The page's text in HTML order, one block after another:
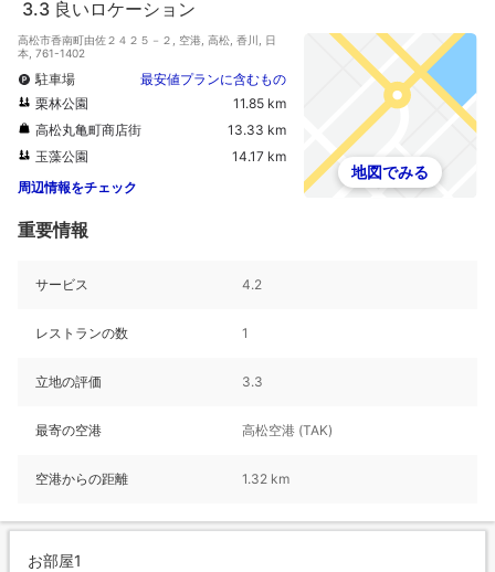
3.3 良いロケーション
高松市香南町由佐２４２５－２, 空港, 高松, 香川, 日
本, 761-1402
駐車場
最安値プランに含むもの
栗林公園
11.85 km
高松丸亀町商店街
13.33 km
玉藻公園
14.17 km
周辺情報をチェック
地図でみる
重要情報
サービス 4.2
レストランの数 1
立地の評価 3.3
最寄の空港 高松空港 (TAK)
空港からの距離 1.32 km
お部屋1